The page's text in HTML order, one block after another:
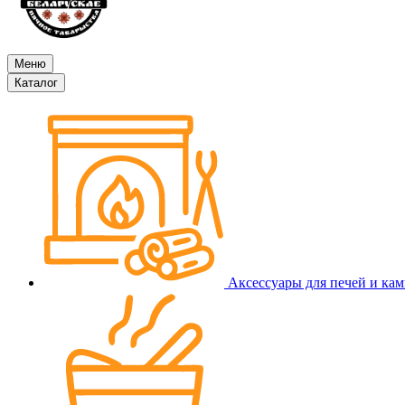
Меню
Каталог
Аксессуары для печей и